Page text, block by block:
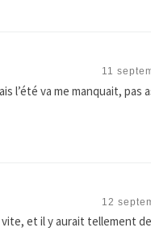
11
l’été va me manquait, pas
12
et il y aurait tellement